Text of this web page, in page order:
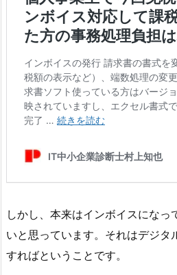
しかし、本来はインボイスになっ
いと思っています。それはデジタ
すればということです。